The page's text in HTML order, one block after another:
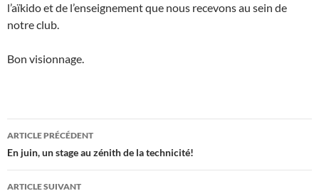
l’aïkido et de l’enseignement que nous recevons au sein de
notre club.
Bon visionnage.
Navigation
des
articles
ARTICLE PRÉCÉDENT
En juin, un stage au zénith de la technicité!
ARTICLE SUIVANT